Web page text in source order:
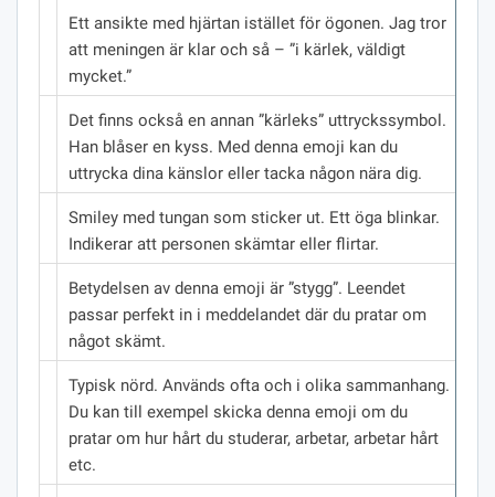
Ett ansikte med hjärtan istället för ögonen. Jag tror
att meningen är klar och så – ”i kärlek, väldigt
mycket.”
Det finns också en annan ”kärleks” uttryckssymbol.
Han blåser en kyss. Med denna emoji kan du
uttrycka dina känslor eller tacka någon nära dig.
Smiley med tungan som sticker ut. Ett öga blinkar.
Indikerar att personen skämtar eller flirtar.
Betydelsen av denna emoji är ”stygg”. Leendet
passar perfekt in i meddelandet där du pratar om
något skämt.
Typisk nörd. Används ofta och i olika sammanhang.
Du kan till exempel skicka denna emoji om du
pratar om hur hårt du studerar, arbetar, arbetar hårt
etc.